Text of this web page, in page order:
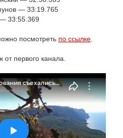
— 33:19.765
33:55.369
посмотреть по ссылке
первого канала.